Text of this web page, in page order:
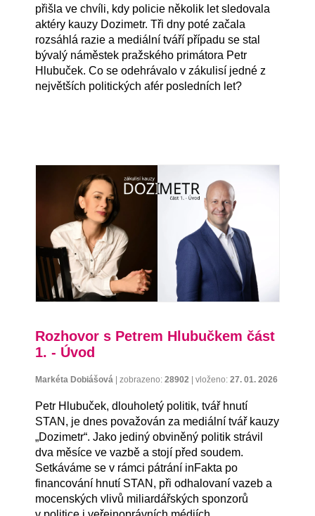
přišla ve chvíli, kdy policie několik let sledovala
aktéry kauzy Dozimetr. Tři dny poté začala
rozsáhlá razie a mediální tváří případu se stal
bývalý náměstek pražského primátora Petr
Hlubuček. Co se odehrávalo v zákulisí jedné z
největších politických afér posledních let?
Rozhovor s Petrem Hlubučkem část
1. - Úvod
Markéta Dobiášová zobrazeno: 28902 vloženo: 27. 01. 2026
Petr Hlubuček, dlouholetý politik, tvář hnutí
STAN, je dnes považován za mediální tvář kauzy
„Dozimetr“. Jako jediný obviněný politik strávil
dva měsíce ve vazbě a stojí před soudem.
Setkáváme se v rámci pátrání inFakta po
financování hnutí STAN, při odhalovaní vazeb a
mocenských vlivů miliardářských sponzorů